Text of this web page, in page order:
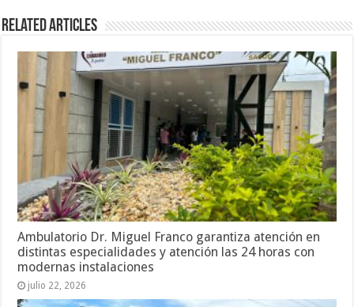
Related Articles
Ambulatorio Dr. Miguel Franco garantiza atención en
distintas especialidades y atención las 24 horas con
modernas instalaciones
julio 22, 2026